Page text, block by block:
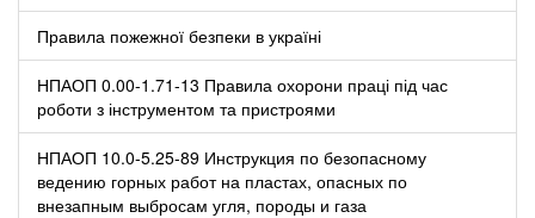
Правила пожежної безпеки в україні
НПАОП 0.00-1.71-13 Правила охорони праці під час
роботи з інструментом та пристроями
НПАОП 10.0-5.25-89 Инструкция по безопасному
ведению горных работ на пластах, опасных по
внезапным выбросам угля, породы и газа